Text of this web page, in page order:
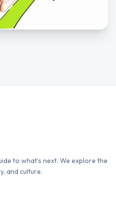
to what's next. We explore the
and culture.